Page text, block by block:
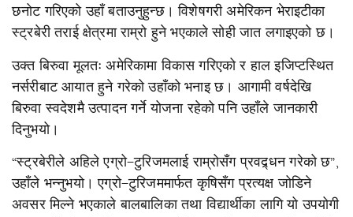
छनोट गरिएको उहाँ बताउनुहुन्छ। विशेषगरी अमेरिकन भेराइटीका
स्ट्रबेरी तराई क्षेत्रमा राम्रो हुने भएकाले सोही जात लगाइएको छ।
उक्त बिरुवा मूलतः अमेरिकामा विकास गरिएको र हाल इजिप्टस्थित
नर्सरीबाट आयात हुने गरेको उहाँको भनाइ छ। आगामी वर्षदेखि
बिरुवा स्वदेशमै उत्पादन गर्ने योजना रहेको पनि उहाँले जानकारी
दिनुभयो।
“स्ट्रबेरीले अहिले एग्रो–टुरिजमलाई राम्रोसँग प्रवद्र्धन गरेको छ”,
उहाँले भन्नुभयो। एग्रो–टुरिजममार्फत कृषिसँग प्रत्यक्ष जोडिने
अवसर मिल्ने भएकाले बालबालिका तथा विद्यार्थीका लागि यो उपयोगी